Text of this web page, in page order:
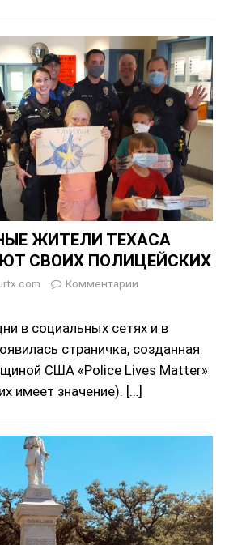
ЖИТЕЛИ ТЕХАСА
СВОИХ ПОЛИЦЕЙСКИХ
Комментарии
в социальных сетях и в
страничка, созданная
США «Police Lives Matter»
имеет значение). […]